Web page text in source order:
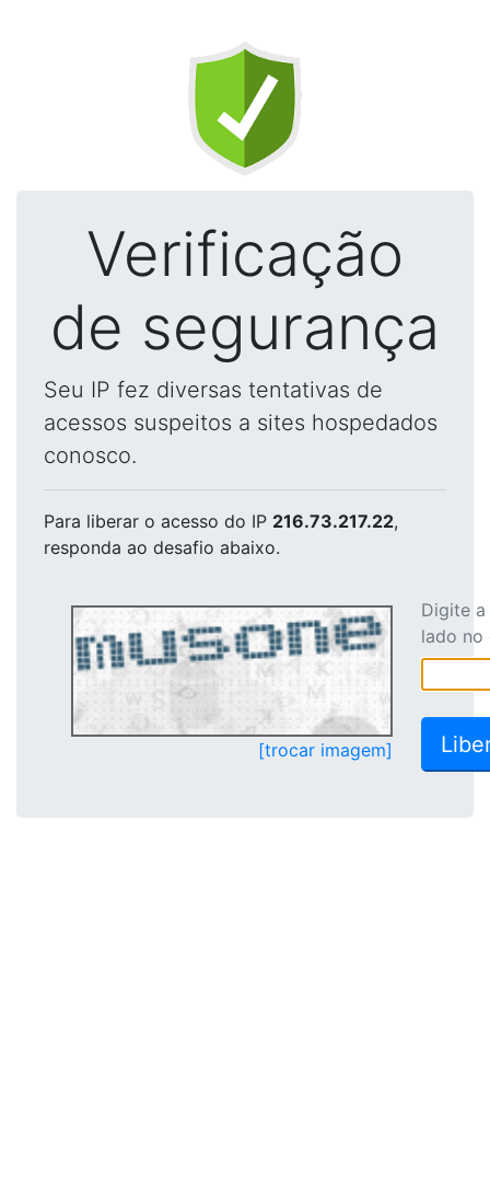
Verificação
de segurança
Seu IP fez diversas tentativas de
acessos suspeitos a sites hospedados
conosco.
Para liberar o acesso do IP 216.73.217.22,
responda ao desafio abaixo.
[trocar imagem]
Digite
lado no